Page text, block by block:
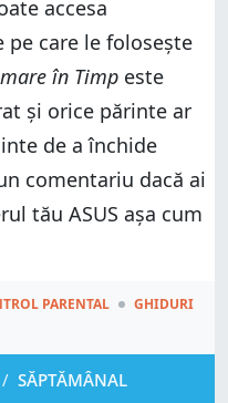
accesa
care le folosește
în Timp este
și orice părinte ar
de a închide
comentariu dacă ai
tău ASUS așa cum
PARENTAL
GHIDURI
/ SĂPTĂMÂNAL